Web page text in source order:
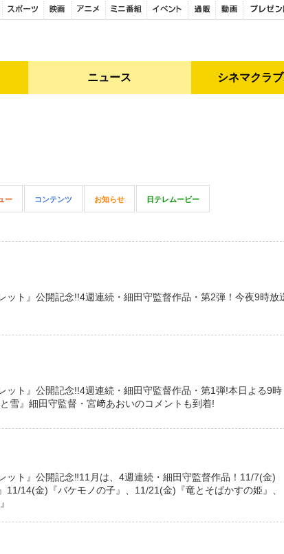
ニュース シネマクラブ
ー コンテンツ お知らせ 日テレムービー
ット』公開記念!!4週連続・細田守監督作品・第2弾！今夜9時放
ット』公開記念!!4週連続・細田守監督作品・第1弾!本日よる9時
雪』細田守監督・宮﨑あおいのコメントも到着!
ット』公開記念‼11月は、4週連続・細田守監督作品！11/7(金)
11/14(金)『バケモノの子』、11/21(金)『竜とそばかすの姫』、